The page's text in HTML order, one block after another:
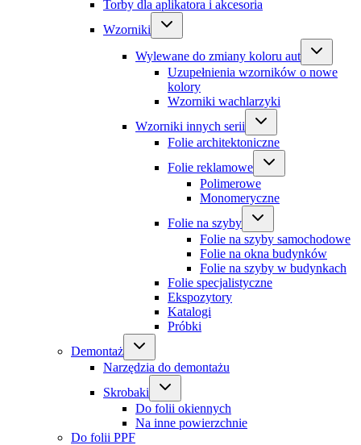
Torby dla aplikatora i akcesoria
Wzorniki
Wylewane do zmiany koloru aut
Uzupełnienia wzorników o nowe
kolory
Wzorniki wachlarzyki
Wzorniki innych serii
Folie architektoniczne
Folie reklamowe
Polimerowe
Monomeryczne
Folie na szyby
Folie na szyby samochodowe
Folie na okna budynków
Folie na szyby w budynkach
Folie specjalistyczne
Ekspozytory
Katalogi
Próbki
Demontaż
Narzędzia do demontażu
Skrobaki
Do folii okiennych
Na inne powierzchnie
Do folii PPF